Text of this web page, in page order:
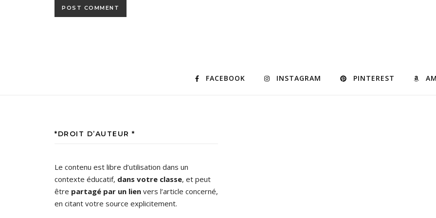
FACEBOOK INSTAGRAM PINTEREST
*DROIT D’AUTEUR *
Le contenu est libre d’utilisation dans un
contexte éducatif, dans votre classe, et peut
être partagé par un lien vers l’article concerné,
en citant votre source explicitement.